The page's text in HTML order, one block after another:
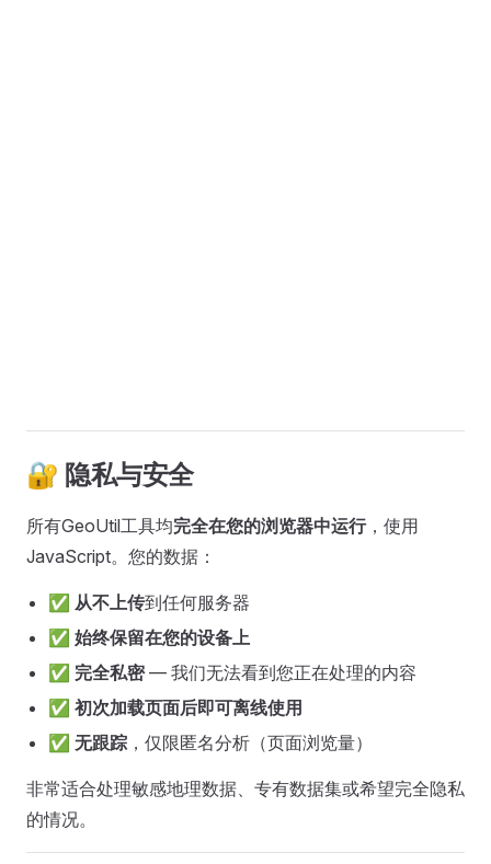
🔐 隐私与安全
所有GeoUtil工具均完全在您的浏览器中运行，使用
JavaScript。您的数据：
✅ 从不上传到任何服务器
✅ 始终保留在您的设备上
✅ 完全私密— 我们无法看到您正在处理的内容
✅ 初次加载页面后即可离线使用
✅ 无跟踪 ，仅限匿名分析（页面浏览量）
非常适合处理敏感地理数据、专有数据集或希望完全隐私
的情况。